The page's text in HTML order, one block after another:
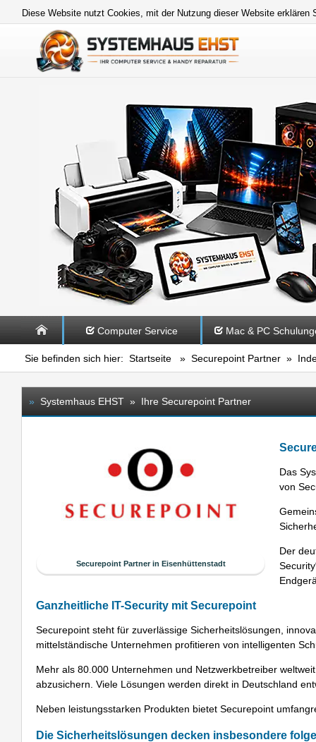
Diese Website nutzt Cookies, mit der Nutzung dieser Website
Computer Service Mac & PC
Sie befinden sich hier: Startseite » Securepoint Partner »
» Systemhaus EHST » Ihre Securepoint Partner
Securepoint Partner in Eisenhüttenstadt
Das
von
Der
Ganzheitliche IT-Security mit Securepoint
Securepoint steht für zuverlässige Sicherheitslösungen,
mittelständische Unternehmen profitieren von intelligenten
Mehr als 80.000 Unternehmen und Netzwerkbetreiber
abzusichern. Viele Lösungen werden direkt in Deutschland
Neben leistungsstarken Produkten bietet Securepoint
Die Sicherheitslösungen decken insbesondere